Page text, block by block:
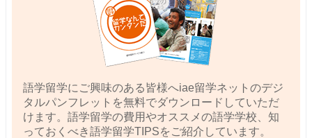
語学留学にご興味のある皆様へiae留学ネットのデジ
タルパンフレットを無料でダウンロードしていただ
けます。語学留学の費用やオススメの語学学校、知
っておくべき語学留学TIPSをご紹介しています。